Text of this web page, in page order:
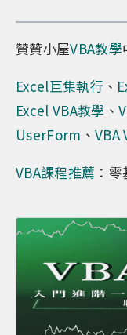
贊贊小屋VBA教學
Excel巨集執行 、
Excel VBA教學 、
UserForm 、VBA
VBA課程推薦 ：